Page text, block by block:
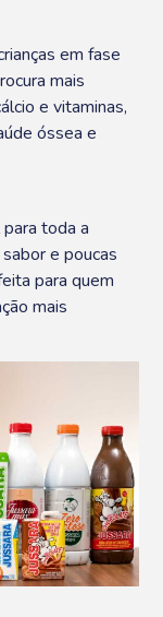
em fase
mais
e vitaminas,
óssea e
toda a
e poucas
para quem
mais